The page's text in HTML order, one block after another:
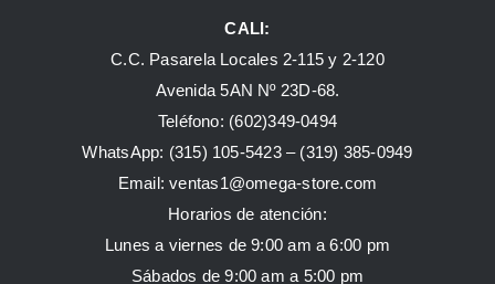
CALI:
C.C. Pasarela Locales 2-115 y 2-120
Avenida 5AN Nº 23D-68.
Teléfono: (602)349-0494
WhatsApp: (315) 105-5423 – (319) 385-0949
Email:ventas1@omega-store.com
Horarios de atención:
Lunes a viernes de 9:00 am a 6:00 pm
Sábados de 9:00 am a 5:00 pm